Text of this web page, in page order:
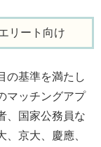
リート向け
の基準を満たし
マッチングアプ
、国家公務員な
京大、慶應、